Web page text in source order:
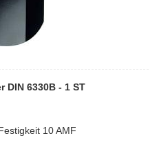
DIN 6330B - 1 ST
10 AMF